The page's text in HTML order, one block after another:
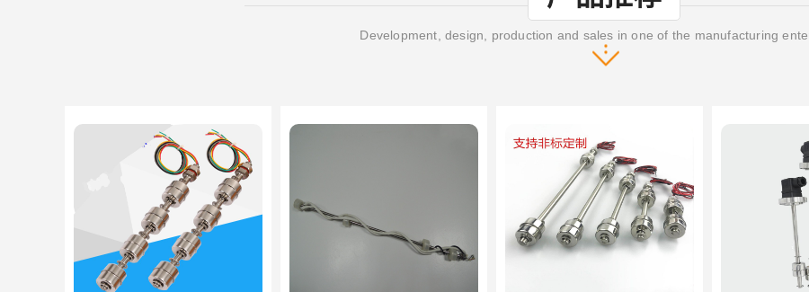
Development, design, production and sales in one of the manufacturing